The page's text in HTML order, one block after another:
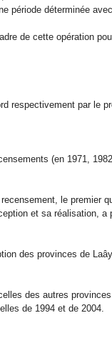
période déterminée
de cette opération
respectivement par le
(en 1971,
le premier
et sa réalisation, a
des provinces de
des autres
de 1994 et de 2004.